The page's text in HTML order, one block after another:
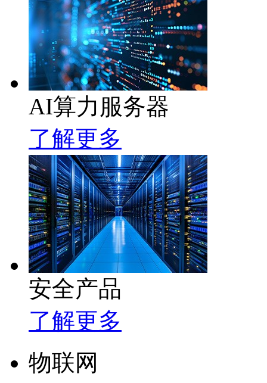
AI算力服务器
了解更多
安全产品
了解更多
物联网